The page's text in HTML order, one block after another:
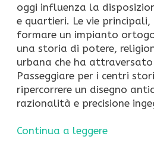
oggi influenza la
e quartieri. Le vie principali,
formare un impianto
una storia di potere,
urbana che ha attraversato
Passeggiare per i centri
ripercorrere un disegno
razionalità e precisione
Continua a leggere